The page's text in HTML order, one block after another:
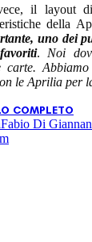
il layout di
della
uno dei
. Noi
carte.
le Aprilia per
COMPLETO
Fabio Di